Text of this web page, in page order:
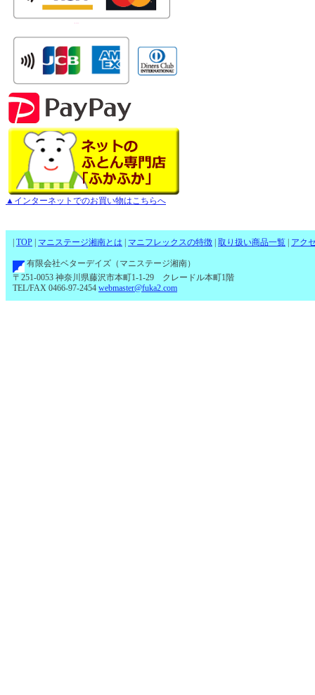
▲インターネットでのお買い物はこちらへ
TOP マニステージ湘南とは マニフレックスの特徴 取り扱い商品一覧 アク
有限会社ベターデイズ（マニステージ湘南）
〒251-0053 神奈川県藤沢市本町1-1-29 クレードル本町1階
TEL/FAX 0466-97-2454 webmaster@fuka2.com